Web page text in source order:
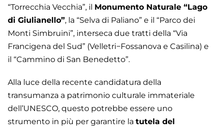
“Torrecchia Vecchia”, il Monumento Naturale “Lago
di Giulianello”, la “Selva di Paliano” e il “Parco dei
Monti Simbruini”, interseca due tratti della “Via
Francigena del Sud” (Velletri−Fossanova e Casilina) e
il “Cammino di San Benedetto”.
Alla luce della recente candidatura della
transumanza a patrimonio culturale immateriale
dell’UNESCO, questo potrebbe essere uno
strumento in più per garantire la tutela del